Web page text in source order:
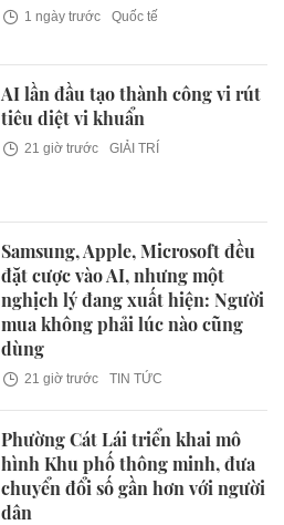
1 ngày trước Quốc tế
AI lần đầu tạo thành công vi rút
tiêu diệt vi khuẩn
21 giờ trước GIẢI TRÍ
Samsung, Apple, Microsoft đều
đặt cược vào AI, nhưng một
nghịch lý đang xuất hiện: Người
mua không phải lúc nào cũng
dùng
21 giờ trước TIN TỨC
Phường Cát Lái triển khai mô
hình Khu phố thông minh, đưa
chuyển đổi số gần hơn với người
dân